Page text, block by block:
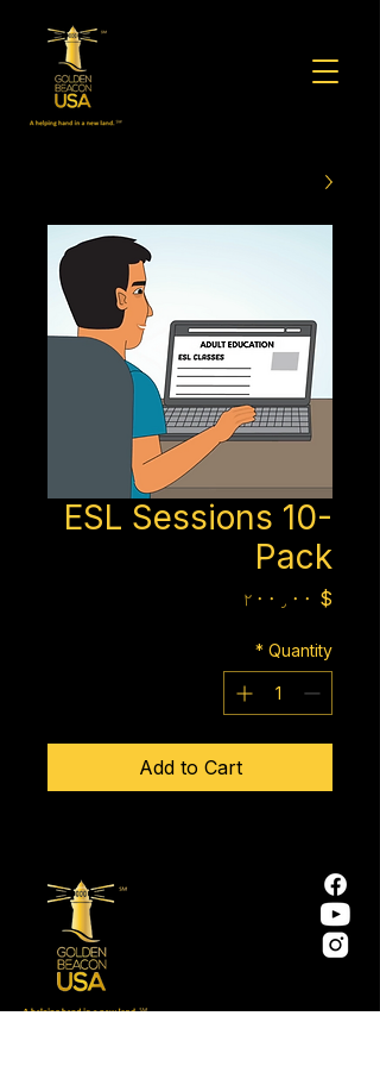
ESL Sessions 10-
Pack
$ ۲۰۰٫۰۰
Quantity
*
Add to Cart